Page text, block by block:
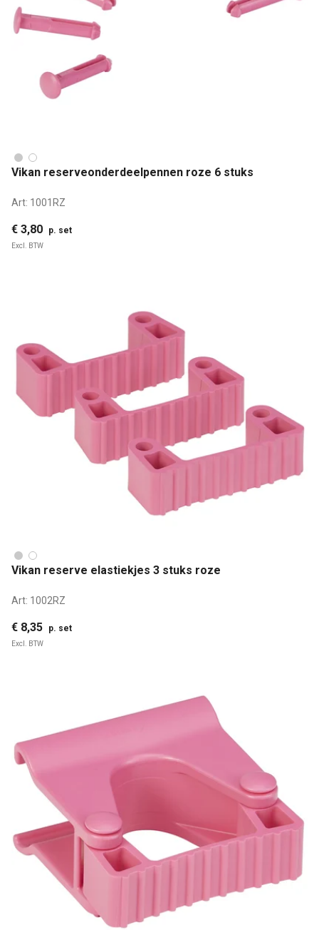
Vikan reserveonderdeelpennen roze 6 stuks
Art: 1001RZ
€ 3,80 p. set
Excl. BTW
Vikan reserve elastiekjes 3 stuks roze
Art: 1002RZ
€ 8,35 p. set
Excl. BTW